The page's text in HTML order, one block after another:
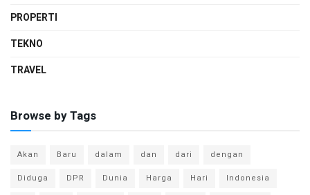
PROPERTI
TEKNO
TRAVEL
Browse by Tags
Akan Baru dalam dan dari
dengan
Diduga
DPR Dunia Harga Hari
Indonesia